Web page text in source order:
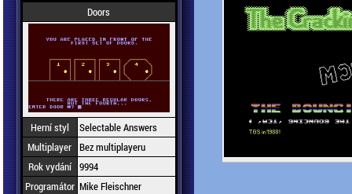
Doors
Herní styl
Selectable Answers
Multiplayer Bez multiplayeru
Rok vydání 9994
Programátor Mike Fleischner